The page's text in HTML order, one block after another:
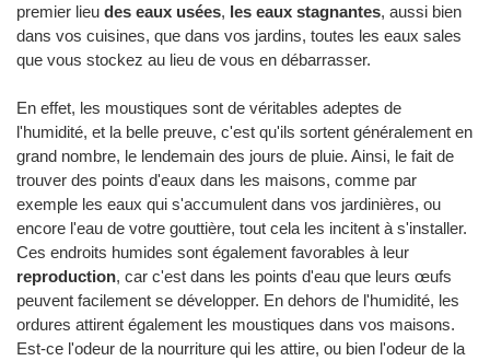
premier lieu des eaux usées, les eaux stagnantes, aussi bien
dans vos cuisines, que dans vos jardins, toutes les eaux sales
que vous stockez au lieu de vous en débarrasser.
En effet, les moustiques sont de véritables adeptes de
l'humidité, et la belle preuve, c'est qu'ils sortent généralement en
grand nombre, le lendemain des jours de pluie. Ainsi, le fait de
trouver des points d'eaux dans les maisons, comme par
exemple les eaux qui s'accumulent dans vos jardinières, ou
encore l'eau de votre gouttière, tout cela les incitent à s'installer.
Ces endroits humides sont également favorables à leur
reproduction, car c'est dans les points d'eau que leurs œufs
peuvent facilement se développer. En dehors de l'humidité, les
ordures attirent également les moustiques dans vos maisons.
Est-ce l'odeur de la nourriture qui les attire, ou bien l'odeur de la